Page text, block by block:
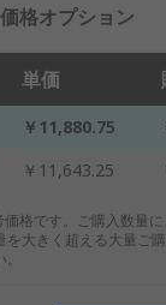
格オプション
単価
￥11,880.75
￥11,643.25
格です。ご購入数量
を大きく超える大量ご